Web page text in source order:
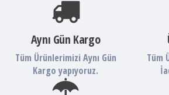
Aynı Gün Kargo
Tüm Ürünlerimizi Aynı Gün
Kargo yapıyoruz.
Tüm